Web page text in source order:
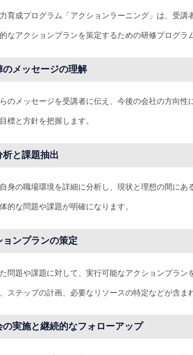
育成プログラム「アクションラーニング」は、受
なアクションプランを策定するための研修プログラ
のメッセージの理解
のメッセージを受講者に伝え、今後の会社の方向
標と方針を把握します。
析と課題抽出
身の職場環境を詳細に分析し、現状と理想の間に
的な問題や課題が明確になります。
ョンプランの策定
問題や課題に対して、実行可能なアクションプラ
ステップの計画、必要なリソースの特定などが含ま
の実施と継続的なフォローアップ